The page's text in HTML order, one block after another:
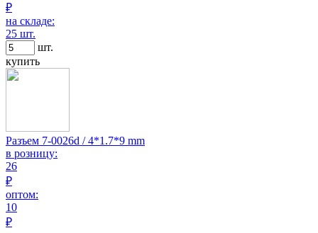
₽
на складе:
25 шт.
шт.
купить
Разъем 7-0026d / 4*1.7*9 mm
в розницу:
26
₽
оптом:
10
₽